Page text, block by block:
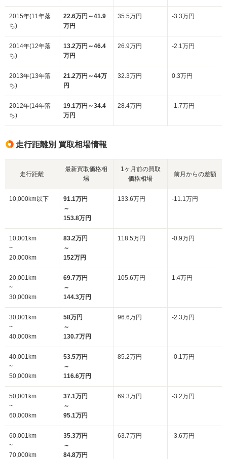
2015年(11年落
ち)
22.6万円～41.9
万円
35.5万円 -3.3万円
2014年(12年落
ち)
13.2万円～46.4
万円
26.9万円 -2.1万円
2013年(13年落
ち)
21.2万円～44万
円
32.3万円 0.3万円
2012年(14年落
ち)
19.1万円～34.4
万円
28.4万円 -1.7万円
走行距離別 買取相場情報
走行距離
最新買取価格相
場
1ヶ月前の買取
価格相場
前月からの差額
10,000km以下
91.1万円
～
153.8万円
133.6万円 -11.1万円
10,001km
~
20,000km
83.2万円
～
152万円
118.5万円 -0.9万円
20,001km
~
30,000km
69.7万円
～
144.3万円
105.6万円 1.4万円
30,001km
~
40,000km
58万円
～
130.7万円
96.6万円 -2.3万円
40,001km
~
50,000km
53.5万円
～
116.6万円
85.2万円 -0.1万円
50,001km
~
60,000km
37.1万円
～
95.1万円
69.3万円 -3.2万円
60,001km
~
70,000km
35.3万円
～
84.8万円
63.7万円 -3.6万円